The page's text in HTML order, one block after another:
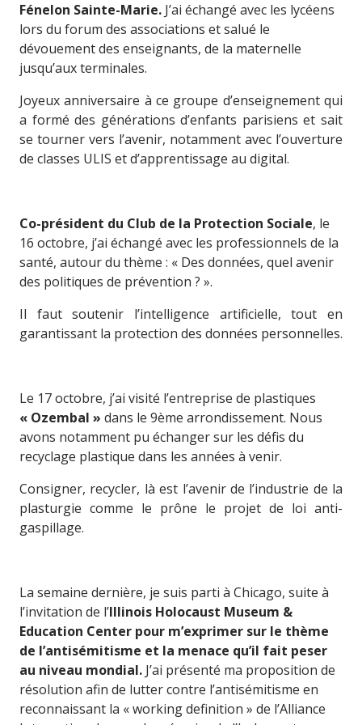
Fénelon Sainte-Marie. J’ai échangé avec les lycéens
lors du forum des associations et salué le
dévouement des enseignants, de la maternelle
jusqu’aux terminales.
Joyeux anniversaire à ce groupe d’enseignement qui
a formé des générations d’enfants parisiens et sait
se tourner vers l’avenir, notamment avec l’ouverture
de classes ULIS et d’apprentissage au digital.
Co-président du Club de la Protection Sociale, le
16 octobre, j’ai échangé avec les professionnels de la
santé, autour du thème : « Des données, quel avenir
des politiques de prévention ? ».
Il faut soutenir l’intelligence artificielle, tout en
garantissant la protection des données personnelles.
Le 17 octobre, j’ai visité l’entreprise de plastiques
« Ozembal » dans le 9ème arrondissement. Nous
avons notamment pu échanger sur les défis du
recyclage plastique dans les années à venir.
Consigner, recycler, là est l’avenir de l’industrie de la
plasturgie comme le prône le projet de loi anti-
gaspillage.
La semaine dernière, je suis parti à Chicago, suite à
l’invitation de l’Illinois Holocaust Museum &
Education Center pour m’exprimer sur le thème
de l’antisémitisme et la menace qu’il fait peser
au niveau mondial. J’ai présenté ma proposition de
résolution afin de lutter contre l’antisémitisme en
reconnaissant la « working definition » de l’Alliance